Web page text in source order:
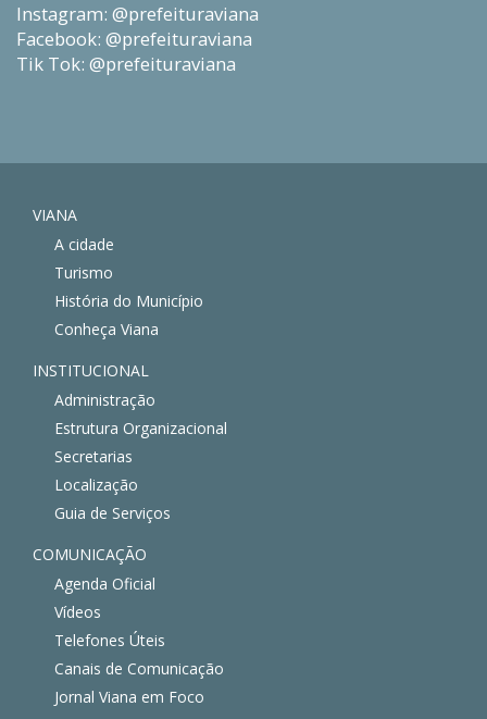
Instagram: @prefeituraviana
Facebook: @prefeituraviana
Tik Tok: @prefeituraviana
VIANA
A cidade
Turismo
História do Município
Conheça Viana
INSTITUCIONAL
Administração
Estrutura Organizacional
Secretarias
Localização
Guia de Serviços
COMUNICAÇÃO
Agenda Oficial
Vídeos
Telefones Úteis
Canais de Comunicação
Jornal Viana em Foco